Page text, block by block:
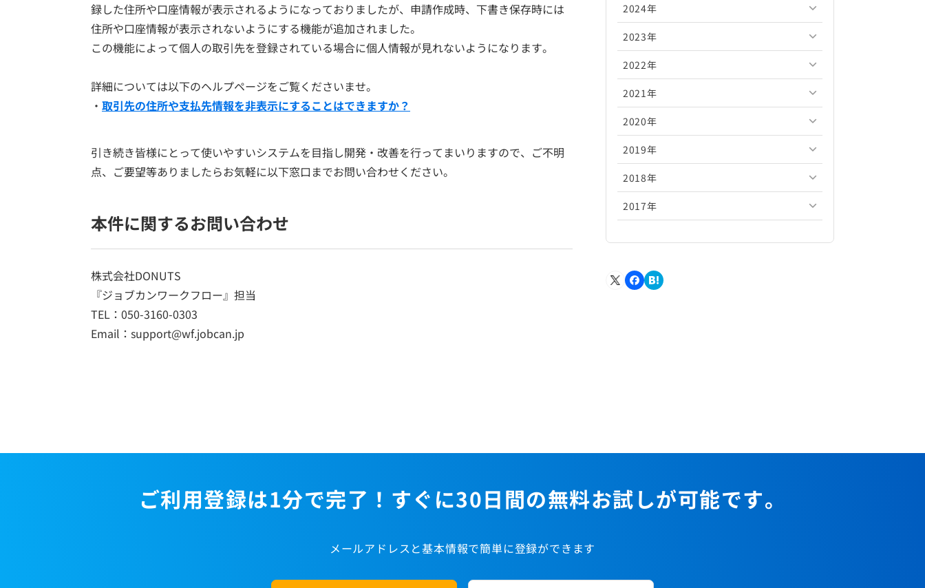
録した住所や口座情報が表示されるようになっておりましたが、申請作成時、下書き保存時には
住所や口座情報が表示されないようにする機能が追加されました。
この機能によって個人の取引先を登録されている場合に個人情報が見れないようになります。
詳細については以下のヘルプページをご覧くださいませ。
・ 取引先の住所や支払先情報を非表示にすることはできますか？
引き続き皆様にとって使いやすいシステムを目指し開発・改善を行ってまいりますので、ご不明
点、ご要望等ありましたらお気軽に以下窓口までお問い合わせください。
本件に関するお問い合わせ
株式会社DONUTS
『ジョブカンワークフロー』担当
TEL：050-3160-0303
Email：support@wf.jobcan.jp
2026年7月
2026年6月
2026年5月
2026年4月
2026年3月
2026年2月
2026年1月
2025年12月
2025年11月
2025年10月
2025年9月
2025年8月
2025年7月
2025年6月
2025年5月
2025年2月
2024年
2024年12月
2024年11月
2024年10月
2024年9月
2024年8月
2024年7月
2024年6月
2024年3月
2023年
2023年12月
2023年11月
2023年10月
2023年9月
2023年8月
2023年7月
2023年4月
2022年
2022年12月
2022年11月
2022年10月
2022年9月
2022年8月
2022年5月
2021年
2021年12月
2021年11月
2021年10月
2021年9月
2021年6月
2020年
2020年12月
2020年11月
2020年10月
2020年7月
2019年
2019年12月
2019年11月
2019年8月
2018年
2018年12月
2018年9月
2018年2月
2017年
2017年10月
2017年2月
ご利用登録は1分で完了！すぐに30日間の無料お試しが可能です。
メールアドレスと基本情報で簡単に登録ができます